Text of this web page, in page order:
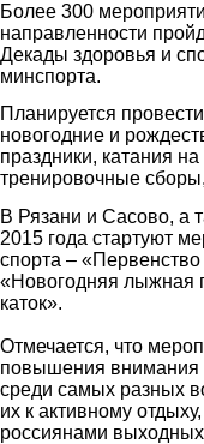
Более 300
направленности
Декады здоровья и
минспорта.
Планируется
новогодние и
праздники, катания
тренировочные
В Рязани и Сасово, а
2015 года стартуют
спорта –
«Новогодняя лыжная
каток».
Отмечается, что
повышения внимания
среди самых разных
их к активному
россиянами